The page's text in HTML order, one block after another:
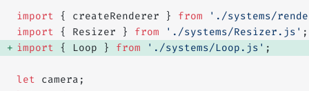
import { createRenderer } from './systems/
import { Resizer } from './systems/Resizer.js' ;
import { Loop } from './systems/Loop.js' ;
let camera;